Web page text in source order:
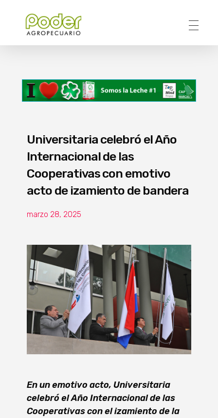
Universitaria celebró el Año
Internacional de las
Cooperativas con emotivo
acto de izamiento de bandera
marzo 28, 2025
En un emotivo acto, Universitaria
celebró el Año Internacional de las
Cooperativas con el izamiento de la